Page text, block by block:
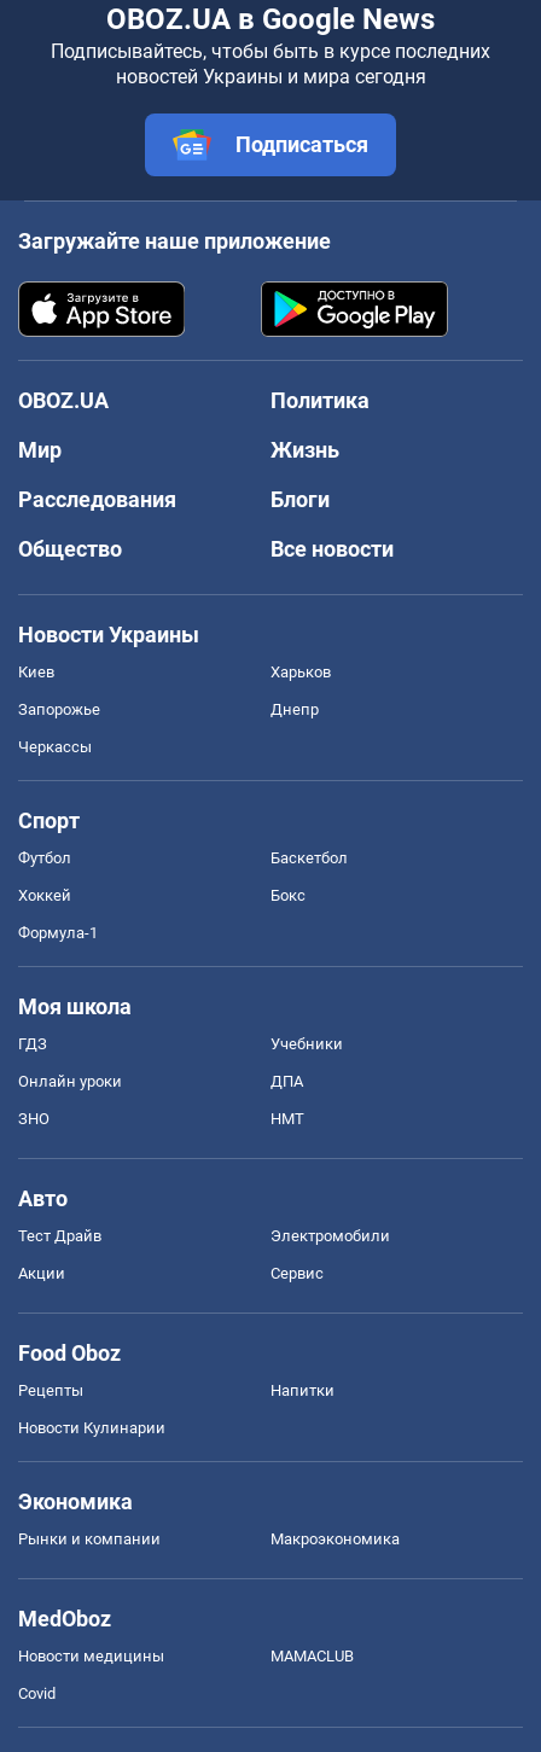
OBOZ.UA в Google News
Подписывайтесь, чтобы быть в курсе последних
новостей Украины и мира сегодня
Подписаться
Загружайте наше приложение
OBOZ.UA
Политика
Мир
Жизнь
Расследования
Блоги
Общество
Все новости
Новости Украины
Киев Харьков
Запорожье Днепр
Черкассы
Спорт
Футбол Баскетбол
Хоккей Бокс
Формула-1
Моя школа
ГДЗ Учебники
Онлайн уроки ДПА
ЗНО НМТ
Авто
Тест Драйв Электромобили
Акции Сервис
Food Oboz
Рецепты Напитки
Новости Кулинарии
Экономика
Рынки и компании Mакроэкономика
MedOboz
Новости медицины MAMACLUB
Covid